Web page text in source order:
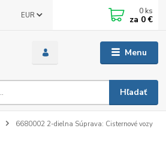
Menu
EUR
Hľadať
0 ks
za 0 €
6680002 2-dielna Súprava: Cisternové vozy